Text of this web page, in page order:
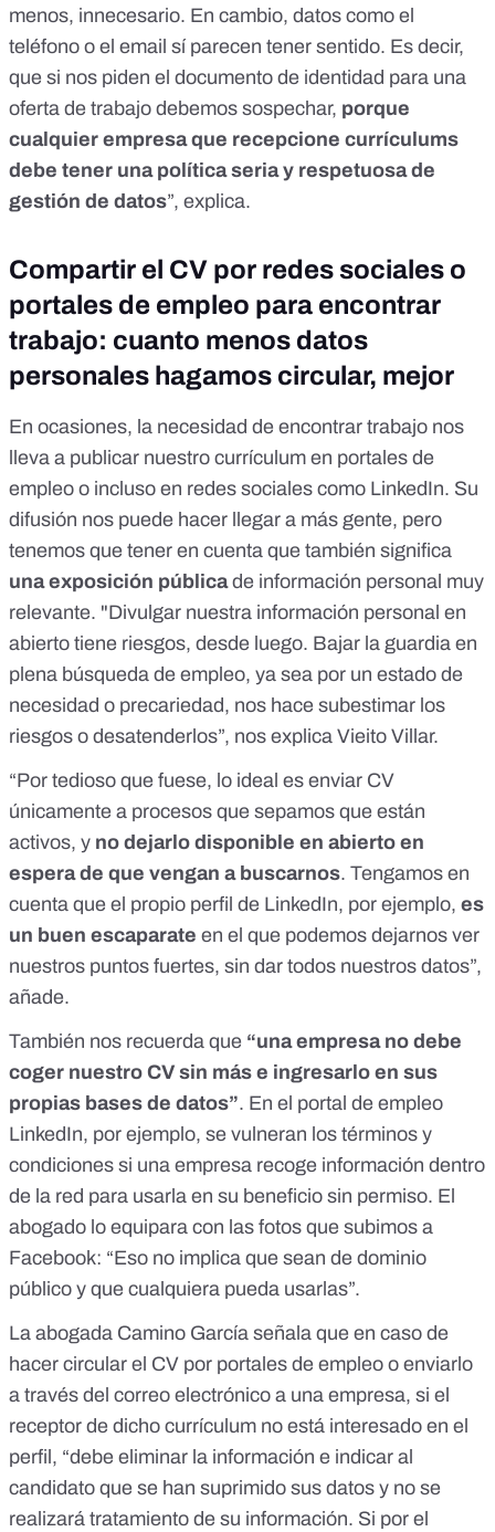
menos, innecesario. En cambio, datos como el
teléfono o el email sí parecen tener sentido. Es decir,
que si nos piden el documento de identidad para una
oferta de trabajo debemos sospechar, porque
cualquier empresa que recepcione currículums
debe tener una política seria y respetuosa de
gestión de datos”, explica.
Compartir el CV por redes sociales o
portales de empleo para encontrar
trabajo: cuanto menos datos
personales hagamos circular, mejor
En ocasiones, la necesidad de encontrar trabajo nos
lleva a publicar nuestro currículum en portales de
empleo o incluso en redes sociales como LinkedIn. Su
difusión nos puede hacer llegar a más gente, pero
tenemos que tener en cuenta que también significa
una exposición públicade información personal muy
relevante. "Divulgar nuestra información personal en
abierto tiene riesgos, desde luego. Bajar la guardia en
plena búsqueda de empleo, ya sea por un estado de
necesidad o precariedad, nos hace subestimar los
riesgos o desatenderlos”, nos explica Vieito Villar.
“Por tedioso que fuese, lo ideal es enviar CV
únicamente a procesos que sepamos que están
activos, y no dejarlo disponible en abierto en
espera de que vengan a buscarnos. Tengamos en
cuenta que el propio perfil de LinkedIn, por ejemplo, es
un buen escaparate en el que podemos dejarnos ver
nuestros puntos fuertes, sin dar todos nuestros datos”,
añade.
También nos recuerda que “una empresa no debe
coger nuestro CV sin más e ingresarlo en sus
propias bases de datos”. En el portal de empleo
LinkedIn, por ejemplo, se vulneran los términos y
condiciones si una empresa recoge información dentro
de la red para usarla en su beneficio sin permiso. El
abogado lo equipara con las fotos que subimos a
Facebook: “Eso no implica que sean de dominio
público y que cualquiera pueda usarlas”.
La abogada Camino García señala que en caso de
hacer circular el CV por portales de empleo o enviarlo
a través del correo electrónico a una empresa, si el
receptor de dicho currículum no está interesado en el
perfil, “debe eliminar la información e indicar al
candidato que se han suprimido sus datos y no se
realizará tratamiento de su información. Si por el